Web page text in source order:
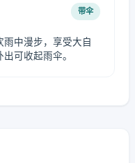
带伞
中漫步，享受大自
可收起雨伞。